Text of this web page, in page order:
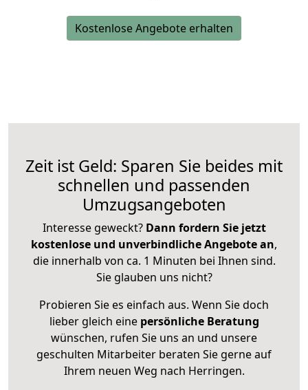
Kostenlose Angebote erhalten
Zeit ist Geld: Sparen Sie beides mit
schnellen und passenden
Umzugsangeboten
Interesse geweckt? Dann fordern Sie jetzt
kostenlose und unverbindliche Angebote an,
die innerhalb von ca. 1 Minuten bei Ihnen sind.
Sie glauben uns nicht?
Probieren Sie es einfach aus. Wenn Sie doch
lieber gleich eine persönliche Beratung
wünschen, rufen Sie uns an und unsere
geschulten Mitarbeiter beraten Sie gerne auf
Ihrem neuen Weg nach Herringen.